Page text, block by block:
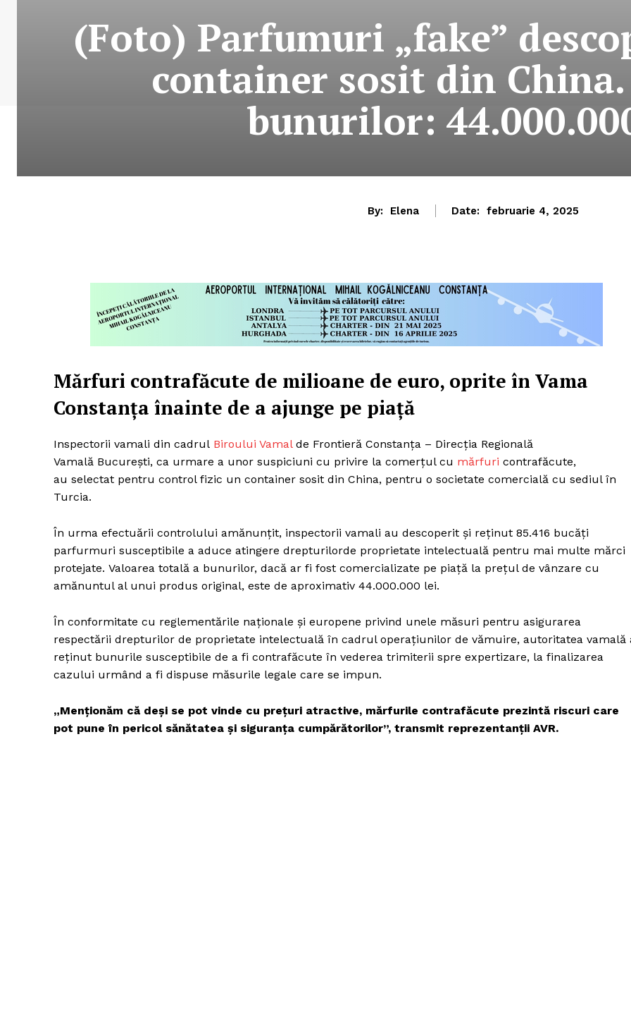
(Foto) Parfumuri „fake”
container sosit din
bunurilor:
By: Elena Date: februarie 4, 2025
Mărfuri contrafăcute de milioane de euro, oprite în Vama
Constanța înainte de a ajunge pe piață
Inspectorii vamali din cadrul Biroului Vamalde Frontieră Constanţa – Direcția Regională
Vamală București, ca urmare a unor suspiciuni cu privire la comerțul cu mărfuri contrafăcute,
au selectat pentru control fizic un container sosit din China, pentru o societate comercială cu sediul în
Turcia.
În urma efectuării controlului amănunțit, inspectorii vamali au descoperit și reţinut 85.416 bucăți
parfurmuri susceptibile a aduce atingere drepturilorde proprietate intelectuală pentru mai multe mărci
protejate. Valoarea totală a bunurilor, dacă ar fi fost comercializate pe piaţă la preţul de vânzare cu
amănuntul al unui produs original, este de aproximativ 44.000.000 lei.
În conformitate cu reglementările naționale și europene privind unele măsuri pentru asigurarea
respectării drepturilor de proprietate intelectuală în cadrul operațiunilor de vămuire, autoritatea vamală
reținut bunurile susceptibile de a fi contrafăcute în vederea trimiterii spre expertizare, la finalizarea
cazului urmând a fi dispuse măsurile legale care se impun.
„Menționăm că deși se pot vinde cu preţuri atractive, mărfurile contrafăcute prezintă riscuri care
pot pune în pericol sănătatea și siguranța cumpărătorilor”, transmit reprezentanții AVR.